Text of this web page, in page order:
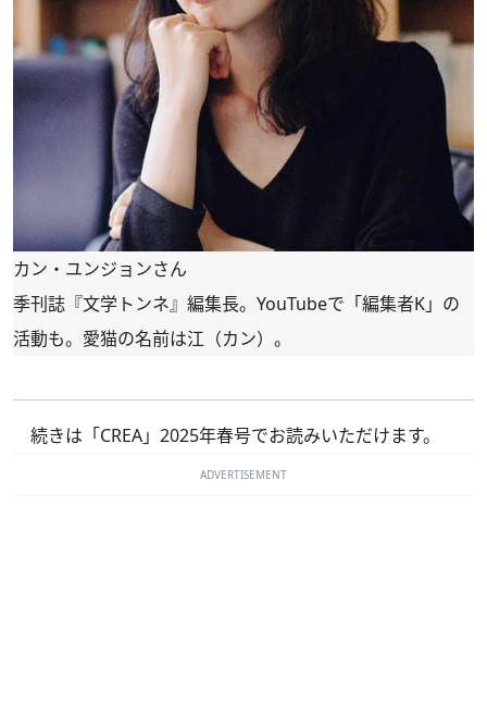
カン・ユンジョンさん
季刊誌『文学トンネ』編集長。YouTubeで「編集者K」の
活動も。愛猫の名前は江（カン）。
続きは 「CREA」2025年春号でお読みいただけます。
ADVERTISEMENT